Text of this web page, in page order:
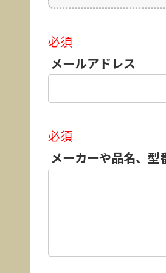
必須
メールアドレス
必須
メーカーや品名、型